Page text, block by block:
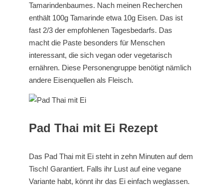
Tamarindenbaumes. Nach meinen Recherchen
enthält 100g Tamarinde etwa 10g Eisen. Das ist
fast 2/3 der empfohlenen Tagesbedarfs. Das
macht die Paste besonders für Menschen
interessant, die sich vegan oder vegetarisch
ernähren. Diese Personengruppe benötigt nämlich
andere Eisenquellen als Fleisch.
Pad Thai mit Ei Rezept
Das Pad Thai mit Ei steht in zehn Minuten auf dem
Tisch! Garantiert. Falls ihr Lust auf eine vegane
Variante habt, könnt ihr das Ei einfach weglassen.